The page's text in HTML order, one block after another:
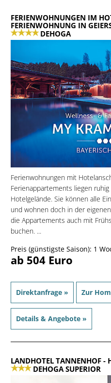
FERIENWOHNUNGEN IM
FERIENWOHNUNG IN
DEHOGA
Ferienwohnungen mit
Ferienappartements liegen
Hotelgelände. Sie können alle
und wohnen doch in der
die Appartements auch mit
buchen. ...
Preis (günstigste Saison): 1
ab 504 Euro
Direktanfrage » Zur
Details & Angebote »
LANDHOTEL TANNENHOF-
DEHOGA SUPERIOR